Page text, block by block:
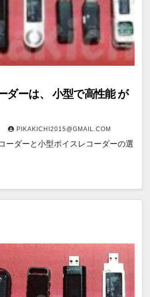
ダーは、 小型で高性能 が
PIKAKICHI2015@GMAIL.COM
ーダーと小型ボイスレコーダーの選